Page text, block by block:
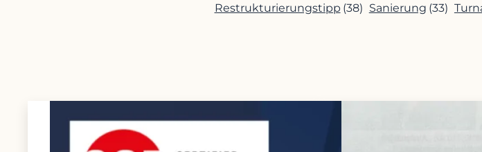
Restrukturierungstipp (38) Sanierung (33)